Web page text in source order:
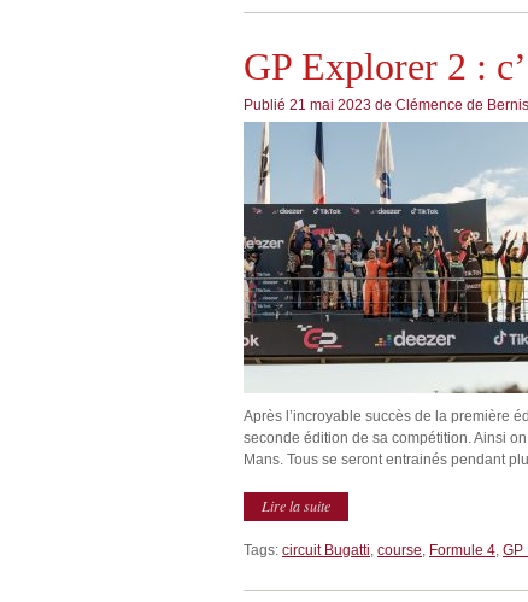
GP Explorer 2 :
Publié 21 mai 2023 de Clémence de Bernis
Après l’incroyable succès de la première
seconde édition de sa compétition. Ainsi
Mans. Tous se seront entrainés pendant
Lire la suite
Tags: circuit Bugatti, course, Formule 4, GP